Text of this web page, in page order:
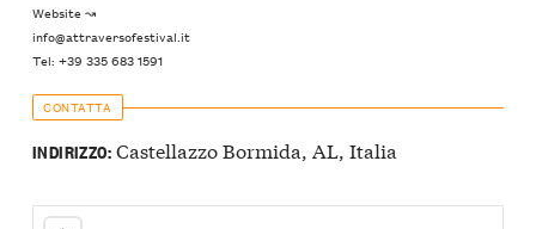
Website ↝
info@attraversofestival.it
Tel: +39 335 683 1591
CONTATTA
INDIRIZZO:Castellazzo Bormida, AL, Italia